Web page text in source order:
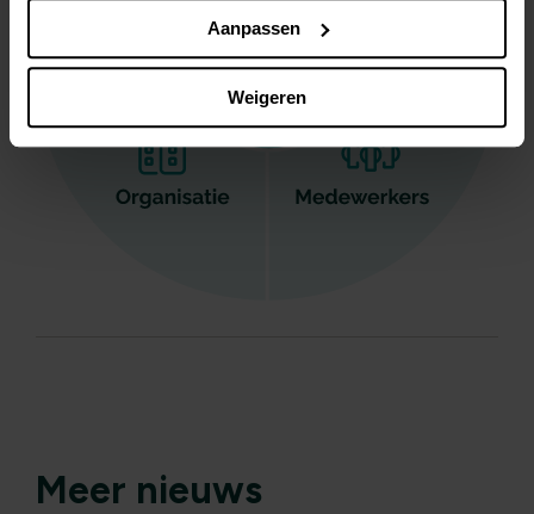
Aanpassen
Weigeren
Meer nieuws